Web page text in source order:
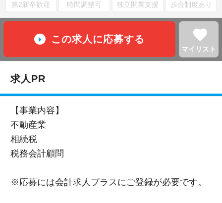
第2新卒歓迎 時間調整可 独立開業支援 歩合制度あり
この求人に応募する favorite
マイリスト
求人PR
【事業内容】
不動産業
相続税
税務会計顧問
※応募には会計求人プラスにご登録が必要です。